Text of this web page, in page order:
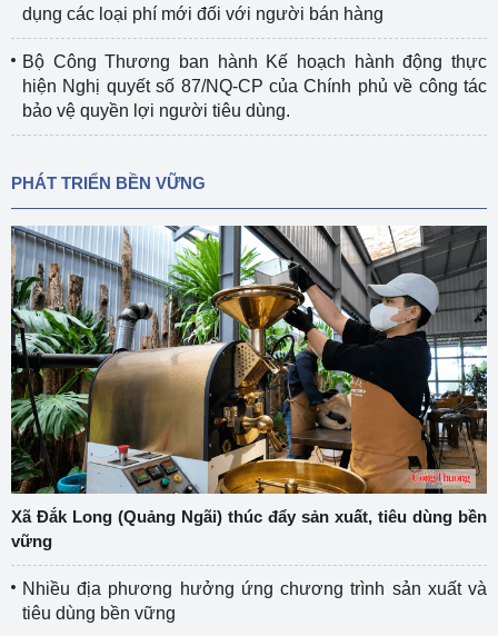
dụng các loại phí mới đối với người bán hàng
Bộ Công Thương ban hành Kế hoạch hành động thực
hiện Nghị quyết số 87/NQ-CP của Chính phủ về công tác
bảo vệ quyền lợi người tiêu dùng.
PHÁT TRIỂN BỀN VỮNG
Xã Đắk Long (Quảng Ngãi) thúc đẩy sản xuất, tiêu dùng bền
vững
Nhiều địa phương hưởng ứng chương trình sản xuất và
tiêu dùng bền vững